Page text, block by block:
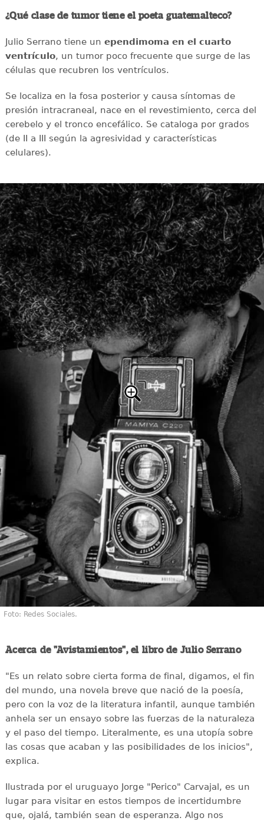
¿Qué clase de tumor tiene el poeta guatemalteco?
Julio Serrano tiene un ependimoma en el cuarto
ventrículo, un tumor poco frecuente que surge de las
células que recubren los ventrículos.
Se localiza en la fosa posterior y causa síntomas de
presión intracraneal, nace en el revestimiento, cerca del
cerebelo y el tronco encefálico. Se cataloga por grados
(de II a III según la agresividad y características
celulares).
Foto: Redes Sociales.
Acerca de "Avistamientos", el libro de Julio Serrano
"Es un relato sobre cierta forma de final, digamos, el fin
del mundo, una novela breve que nació de la poesía,
pero con la voz de la literatura infantil, aunque también
anhela ser un ensayo sobre las fuerzas de la naturaleza
y el paso del tiempo. Literalmente, es una utopía sobre
las cosas que acaban y las posibilidades de los inicios",
explica.
Ilustrada por el uruguayo Jorge "Perico" Carvajal, es un
lugar para visitar en estos tiempos de incertidumbre
que, ojalá, también sean de esperanza. Algo nos